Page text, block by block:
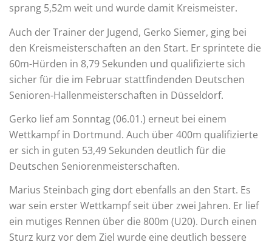
sprang 5,52m weit und wurde damit Kreismeister.
Auch der Trainer der Jugend, Gerko Siemer, ging bei
den Kreismeisterschaften an den Start. Er sprintete die
60m-Hürden in 8,79 Sekunden und qualifizierte sich
sicher für die im Februar stattfindenden Deutschen
Senioren-Hallenmeisterschaften in Düsseldorf.
Gerko lief am Sonntag (06.01.) erneut bei einem
Wettkampf in Dortmund. Auch über 400m qualifizierte
er sich in guten 53,49 Sekunden deutlich für die
Deutschen Seniorenmeisterschaften.
Marius Steinbach ging dort ebenfalls an den Start. Es
war sein erster Wettkampf seit über zwei Jahren. Er lief
ein mutiges Rennen über die 800m (U20). Durch einen
Sturz kurz vor dem Ziel wurde eine deutlich bessere